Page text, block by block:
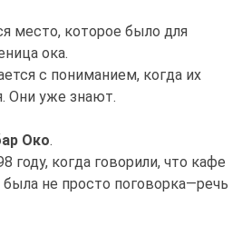
место, которое было для
ока.
с пониманием, когда их
Они уже знают.
Око.
году, когда говорили, что кафе
была не просто поговорка—речь